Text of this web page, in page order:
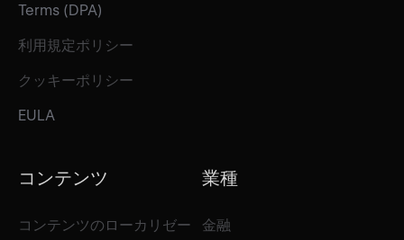
Terms (DPA)
利用規定ポリシー
クッキーポリシー
EULA
コンテンツ
コンテンツのローカリゼー
業種
金融